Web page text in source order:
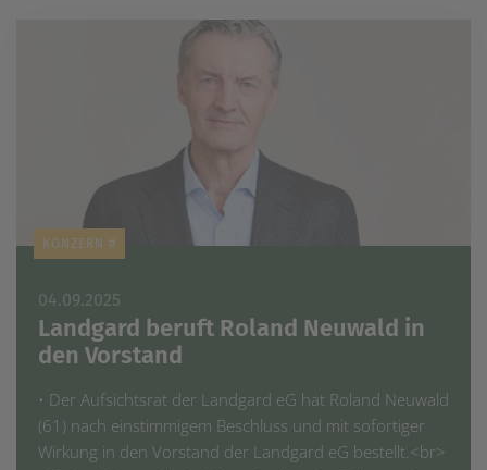
KONZERN #
04.09.2025
Landgard beruft Roland Neuwald in
den Vorstand
• Der Aufsichtsrat der Landgard eG hat Roland Neuwald
(61) nach einstimmigem Beschluss und mit sofortiger
Wirkung in den Vorstand der Landgard eG bestellt.<br>